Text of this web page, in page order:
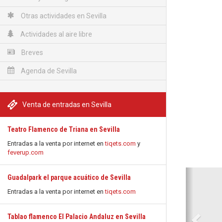
Otras actividades en Sevilla
Actividades al aire libre
Breves
Agenda de Sevilla
Venta de entradas en Sevilla
Teatro Flamenco de Triana en Sevilla
Entradas a la venta por internet entiqets.com y
feverup.com
Guadalpark el parque acuático de Sevilla
Entradas a la venta por internet entiqets.com
Tablao flamenco El Palacio Andaluz en Sevilla